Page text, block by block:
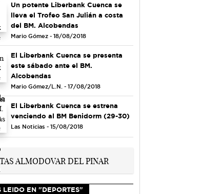
Un potente Liberbank Cuenca se
lleva el Trofeo San Julián a costa
del BM. Alcobendas
Mario Gómez - 18/08/2018
El Liberbank Cuenca se presenta
este sábado ante el BM.
Alcobendas
Mario Gómez/L.N. - 17/08/2018
El Liberbank Cuenca se estrena
venciendo al BM Benidorm (29-30)
Las Noticias - 15/08/2018
LEIDO EN "DEPORTES"